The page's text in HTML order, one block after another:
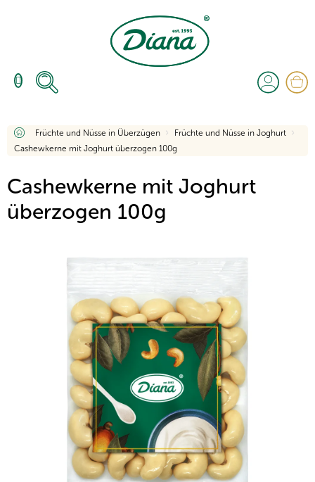
Startseite
Früchte und Nüsse in Überzügen
Früchte und Nüsse in Joghurt
Cashewkerne mit Joghurt überzogen 100g
Cashewkerne mit Joghurt
überzogen 100g